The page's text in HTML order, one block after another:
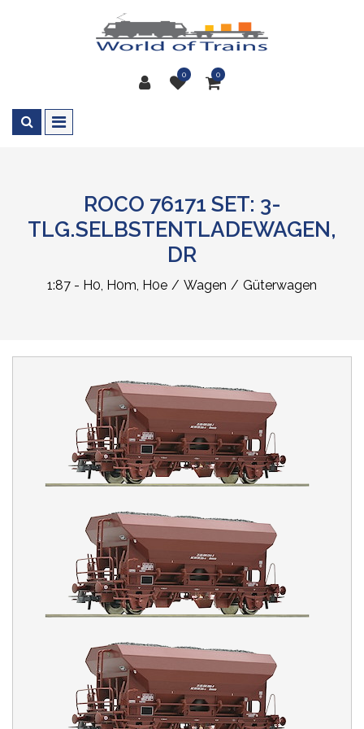
0 0
ROCO 76171 SET: 3-
TLG.SELBSTENTLADEWAGEN,
DR
1:87 - H0, H0m, H0e Wagen Güterwagen